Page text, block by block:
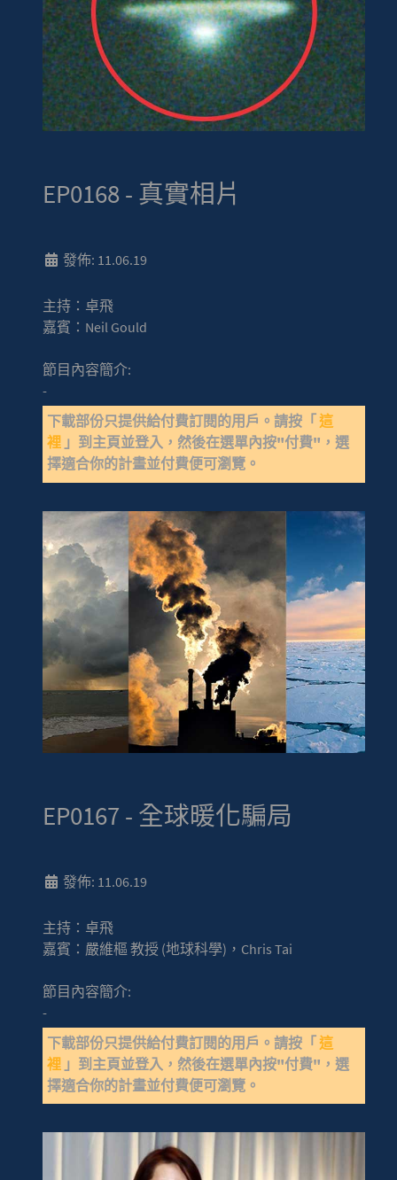
EP0168 - 真實相片
發佈: 11.06.19
主持：卓飛
嘉賓：Neil Gould
節目內容簡介:
-
下載部份只提供給付費訂閱的用戶。請按「 這
裡 」到主頁並登入，然後在選單內按"付費"，選
擇適合你的計畫並付費便可瀏覽。
EP0167 - 全球暖化騙局
發佈: 11.06.19
主持：卓飛
嘉賓：嚴維樞 教授 (地球科學)，Chris Tai
節目內容簡介:
-
下載部份只提供給付費訂閱的用戶。請按「這
裡 」到主頁並登入，然後在選單內按"付費"，選
擇適合你的計畫並付費便可瀏覽。